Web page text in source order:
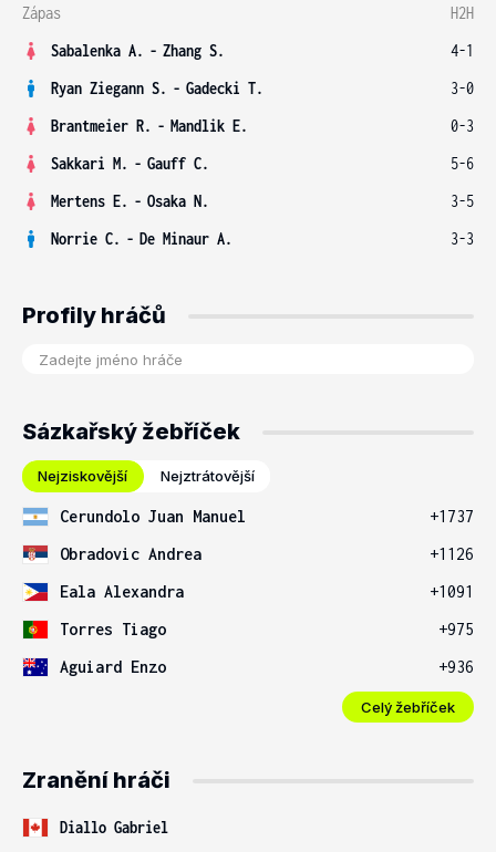
Zápas
H2H
Sabalenka A. - Zhang S.
4-1
Ryan Ziegann S. - Gadecki T.
3-0
Brantmeier R. - Mandlik E.
0-3
Sakkari M. - Gauff C.
5-6
Mertens E. - Osaka N.
3-5
Norrie C. - De Minaur A. 3-3
Profily hráčů
Sázkařský žebříček
Nejziskovější Nejztrátovější
Cerundolo Juan Manuel
+1737
Obradovic Andrea
+1126
Eala Alexandra
+1091
Torres Tiago
+975
Aguiard Enzo
+936
Celý žebříček
Zranění hráči
Diallo Gabriel